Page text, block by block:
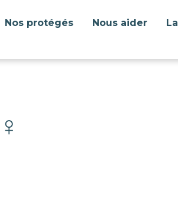
Nos protégés Nous aider
♀️